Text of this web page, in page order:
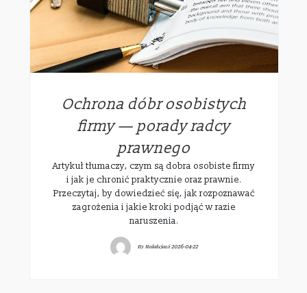
Ochrona dóbr osobistych
firmy — porady radcy
prawnego
Artykuł tłumaczy, czym są dobra osobiste firmy
i jak je chronić praktycznie oraz prawnie.
Przeczytaj, by dowiedzieć się, jak rozpoznawać
zagrożenia i jakie kroki podjąć w razie
naruszenia.
ByRedakcjawi 2026-04-22